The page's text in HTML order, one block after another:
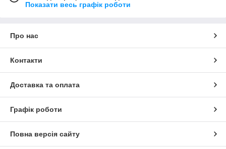
Показати весь графік роботи
Про нас
Контакти
Доставка та оплата
Графік роботи
Повна версія сайту